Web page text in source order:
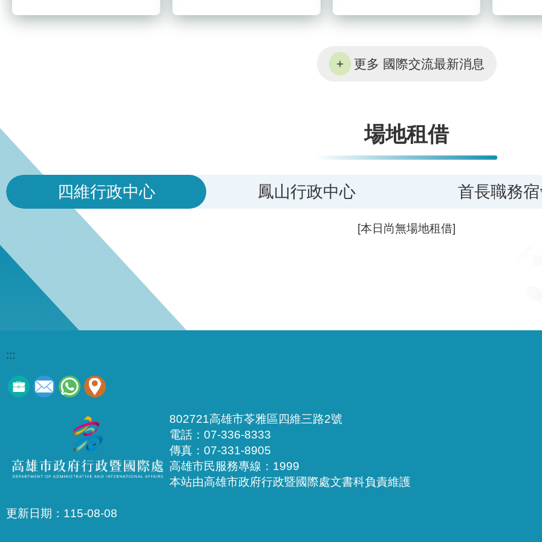
更多 國際交流最新消息
場地租借
四維行政中心 鳳山行政中心 首長職務
[本日尚無場地租借]
:::
802721高雄市苓雅區四維三路2號
電話：07-336-8333
傳真：07-331-8905
高雄市民服務專線：1999
本站由高雄市政府行政暨國際處文書科負責維護
更新日期： 115-08-08